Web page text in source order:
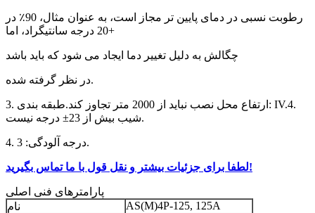
رطوبت نسبی در دمای پایین تر مجاز است، به عنوان مثال، 90٪ در
+20 درجه سانتیگراد، اما
چگالش به دلیل تغییر دما ایجاد می شود که باید باشد
در نظر گرفته شده.
3. ارتفاع محل نصب نباید از 2000 متر تجاوز کند.طبقه بندی: IV.4.
شیب بیش از 23± درجه نیست.
4. درجه آلودگی: 3.
لطفا برای جزئیات بیشتر و نقل قول با ما تماس بگیرید!
پارامترهای فنی اصلی
نام
AS(M)4P-125, 125A